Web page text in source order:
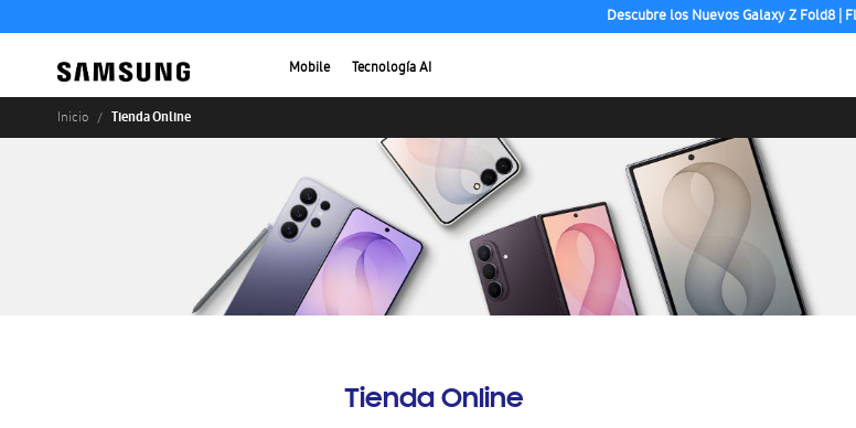
Descubre los Nuevos Galaxy Z Fold8 |
Mobile Tecnología AI
Inicio Tienda Online
Tienda Online